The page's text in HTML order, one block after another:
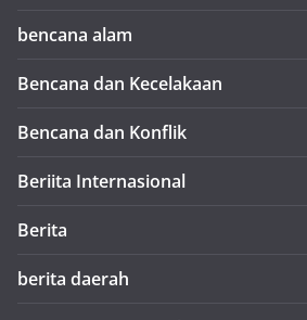
bencana alam
Bencana dan Kecelakaan
Bencana dan Konflik
Beriita Internasional
Berita
berita daerah